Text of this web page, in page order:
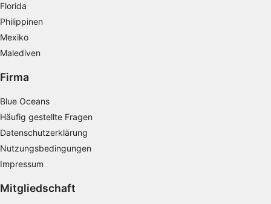
Florida
Philippinen
Mexiko
Malediven
Firma
Blue Oceans
Häufig gestellte Fragen
Datenschutzerklärung
Nutzungsbedingungen
Impressum
Mitgliedschaft